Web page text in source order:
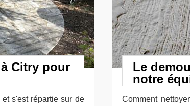
Citry pour
s'est répartie sur de
Le
notre
Comment